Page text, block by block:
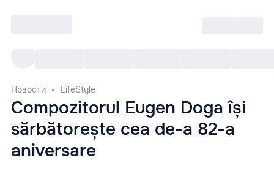
Новости LifeStyle
Compozitorul Eugen Doga își
sărbătorește cea de-a 82-a
aniversare